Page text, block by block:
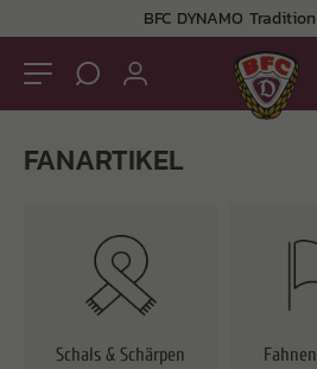
BFC DYNAMO
FANARTIKEL
Schals & Schärpen